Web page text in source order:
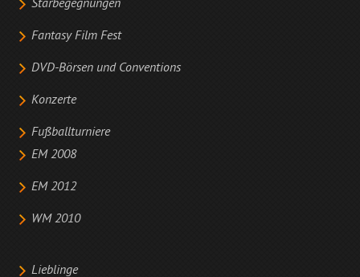
Starbegegnungen
Fantasy Film Fest
DVD-Börsen und Conventions
Konzerte
Fußballturniere
EM 2008
EM 2012
WM 2010
Lieblinge